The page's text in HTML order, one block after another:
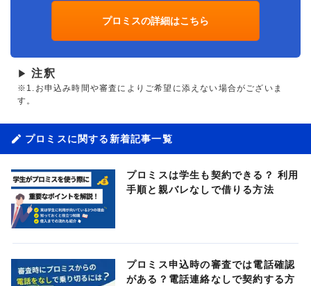
プロミスの詳細はこちら
▶ 注釈
※1.お申込み時間や審査によりご希望に添えない場合がございま
す。
プロミスに関する新着記事一覧
プロミスは学生も契約できる？ 利用
手順と親バレなしで借りる方法
プロミス申込時の審査では電話確認
がある？電話連絡なしで契約する方